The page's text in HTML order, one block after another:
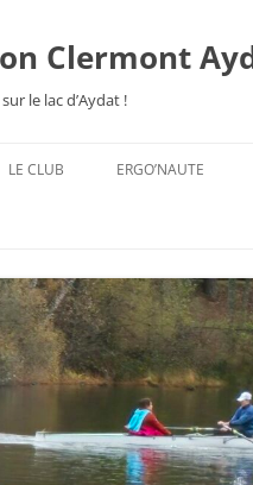
Clermont
le lac d’Aydat !
LE CLUB
ESPACE ADHÉSION
TARIFS 2026-27
ERGO’NAUTE